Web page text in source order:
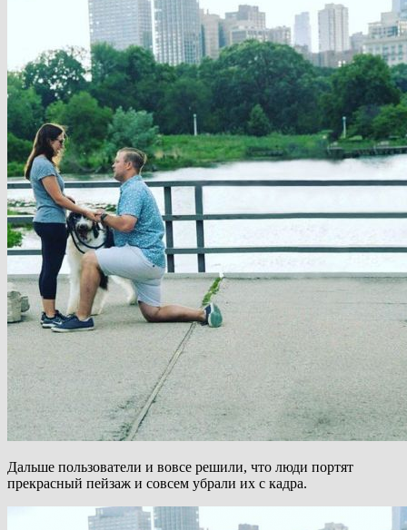
Дальше пользователи и вовсе решили, что люди портят
прекрасный пейзаж и совсем убрали их с кадра.